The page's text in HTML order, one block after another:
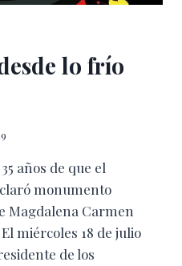
lo frío
años de que el
monumento
Magdalena Carmen
miércoles 18 de julio
de los